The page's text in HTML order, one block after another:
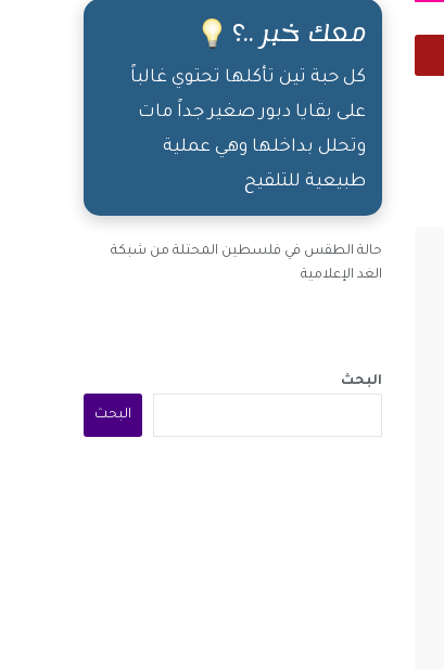
معك خبر ..؟
كل حبة تين تأكلها تحتوي غالباً
على بقايا دبور صغير جداً مات
وتحلل بداخلها وهي عملية
طبيعية للتلقيح
حالة الطقس في فلسطين المحتلة من شبكة
الغد الإعلامية
البحث
البحث